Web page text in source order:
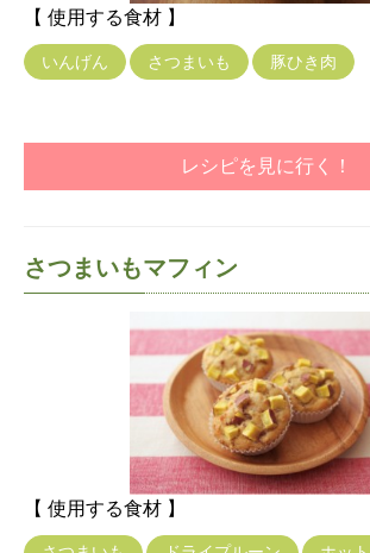
【 使用する食材 】
いんげん さつまいも 豚ひき肉
レシピを見に行く！
さつまいもマフィン
【 使用する食材 】